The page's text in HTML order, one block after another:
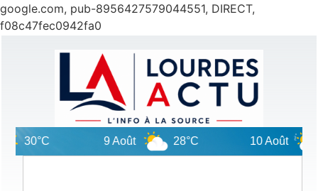
google.com, pub-8956427579044551, DIRECT,
f08c47fec0942fa0
30°C 9 Août 28°C 10 Août